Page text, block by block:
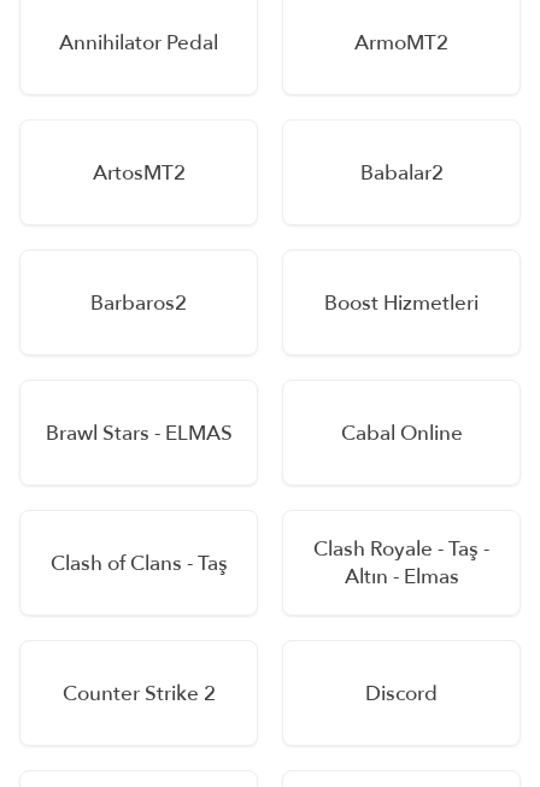
Annihilator Pedal ArmoMT2
ArtosMT2 Babalar2
Barbaros2 Boost Hizmetleri
Brawl Stars - ELMAS Cabal Online
Clash of Clans - Taş
Clash Royale - Taş -
Altın - Elmas
Counter Strike 2 Discord